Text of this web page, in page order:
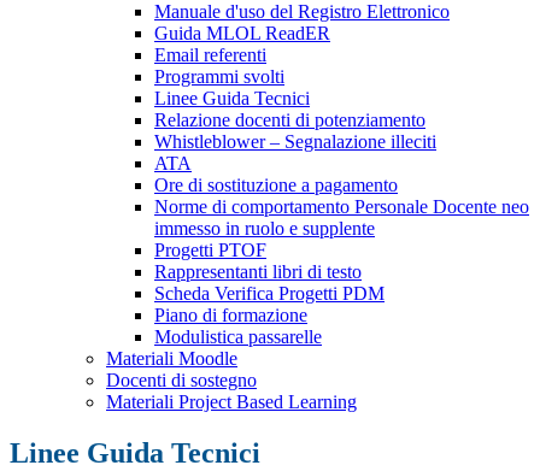
Manuale d'uso del Registro Elettronico
Guida MLOL ReadER
Email referenti
Programmi svolti
Linee Guida Tecnici
Relazione docenti di potenziamento
Whistleblower – Segnalazione illeciti
ATA
Ore di sostituzione a pagamento
Norme di comportamento Personale Docente neo
immesso in ruolo e supplente
Progetti PTOF
Rappresentanti libri di testo
Scheda Verifica Progetti PDM
Piano di formazione
Modulistica passarelle
Materiali Moodle
Docenti di sostegno
Materiali Project Based Learning
Linee Guida Tecnici